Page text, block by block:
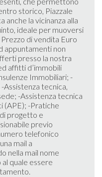
storico, Piazzale
anche la vicinanza alla
ideale per muoversi
di vendita Euro
appuntamenti non
presso la nostra
affitti d’immobili
Immobiliari; -
Assistenza tecnica,
-Assistenza tecnica
(APE); -Pratiche
progetto e
previo
telefonico
mail a
nella mail nome
quale essere